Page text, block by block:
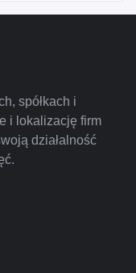
spółkach i
i lokalizację firm
działalność